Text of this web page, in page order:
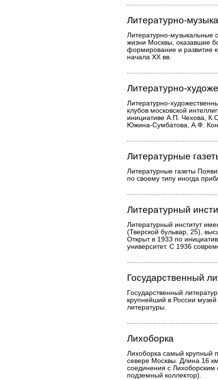
Литературно-
Литературно-музыкальные
жизни Москвы, оказавшие
формирование и развитие
начала XX вв.
Литературно-
Литературно-
клубов московской
инициативе А.П. Чехова,
Южина-Сумбатова, А.Ф.
Литературные
Литературные газеты
по своему типу иногда
Литературный
Литературный институт
(Тверской бульвар, 25),
Открыт в 1933 по
университет. С 1936
Государственный
Государственный
крупнейший в России
литературы.
Лихоборка
Лихоборка самый крупный
севере Москвы. Длина 16
соединения с
подземный коллектор).